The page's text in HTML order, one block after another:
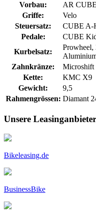
Vorbau:
AR
Griffe:
Velo
Steuersatz:
CUBE A-
Pedale:
CUBE
Kurbelsatz:
Prowheel,
Zahnkränze:
Microshift
Kette:
KMC X9
Gewicht:
9,5
Rahmengrössen: Diamant
Unsere Leasinganbieter
Bikeleasing.de
BusinessBike